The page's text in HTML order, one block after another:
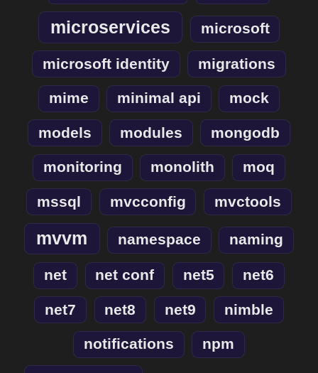
microservices microsoft
microsoft identity migrations
mime minimal api mock
models modules mongodb
monitoring monolith moq
mssql mvcconfig mvctools
mvvm namespace naming
net net conf net5 net6
net7 net8 net9 nimble
notifications npm